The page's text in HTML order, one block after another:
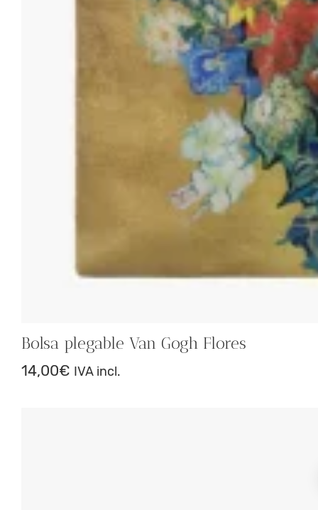
Bolsa plegable Van Gogh Flores
14,00€ IVA incl.